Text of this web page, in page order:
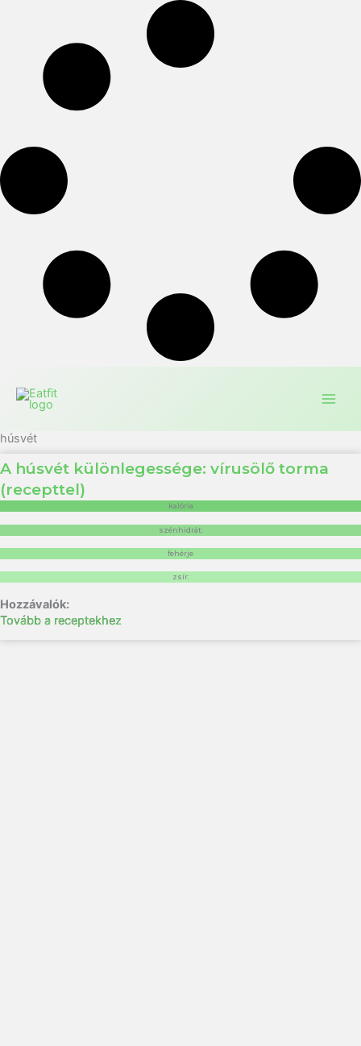
húsvét
A húsvét különlegessége: vírusölő torma
(recepttel)
kalória
szénhidrát:
fehérje
zsír:
Tovább a receptekhez